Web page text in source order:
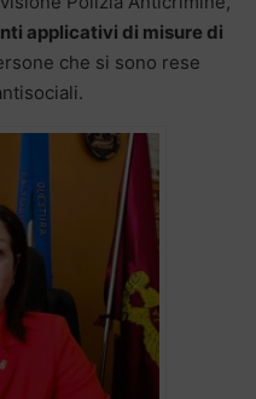
applicativi di misure di
che si sono rese